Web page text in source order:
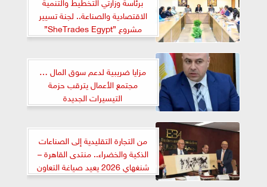
الاقتصادية والصناعة.. لجنة تسيير
مشروع ”SheTrades Egypt”
تستعرض خطة عمل 2026 لتعزيز
مزايا ضريبية لدعم سوق المال …
مجتمع الأعمال يترقب حزمة
التيسيرات الجديدة
من التجارة التقليدية إلى الصناعات
الذكية والخضراء.. منتدى القاهرة –
شنغهاي 2026 يعيد صياغة التعاون
المصري الصيني